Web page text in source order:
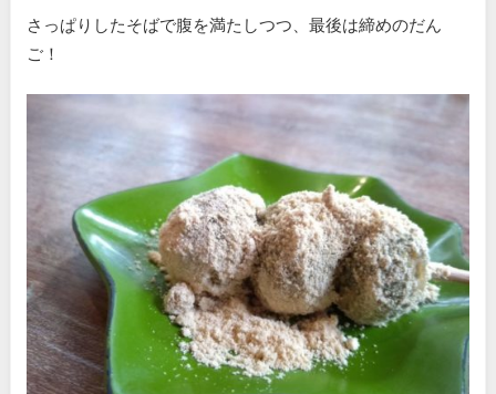
さっぱりしたそばで腹を満たしつつ、最後は締めのだん
ご！